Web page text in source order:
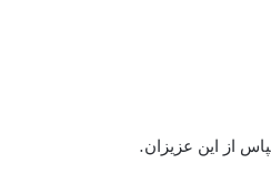
از این عزیزان.